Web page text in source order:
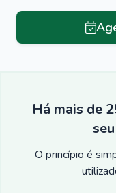
Há mais de
O princípio é